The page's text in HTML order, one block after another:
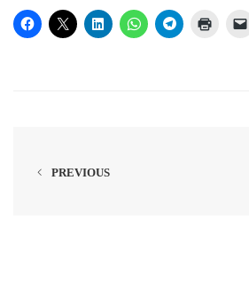
PREVIOUS